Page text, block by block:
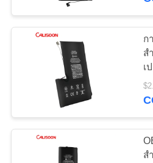
ทัวร์
คุณภาพ
แบตเตอรี่ค
สำหรับ
ก
สํ
เ
สํ